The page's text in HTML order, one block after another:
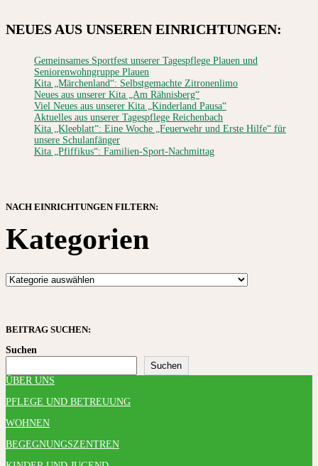
NEUES AUS UNSEREN EINRICHTUNGEN:
Gemeinsames Sportfest unserer Tagespflege Plauen und
Seniorenwohngruppe Plauen
Kita „Märchenland“: Selbstgemachte Zitronenlimo
Neues aus unserer Kita „Am Rähnisberg“
Viel Neues aus unserer Kita „Kinderland Pausa“
Aktuelles aus unserer Tagespflege Reichenbach
Kita „Kleeblatt“: Eine Woche „Feuerwehr und Erste Hilfe“ für
unsere Schulanfänger
Kita „Pfiffikus“: Familien-Sport-Nachmittag
NACH EINRICHTUNGEN FILTERN:
Kategorien
BEITRAG SUCHEN:
Suchen
Suchen
ÜBER UNS
PFLEGE UND BETREUUNG
WOHNEN
BEGEGNUNGSZENTREN